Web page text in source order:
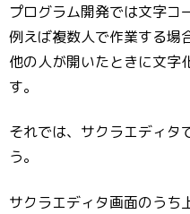
プログラム開発では文字コ
例えば複数人で作業する場
他の人が開いたときに文字
す。
それでは、サクラエディタ
う。
サクラエディタ画面のうち